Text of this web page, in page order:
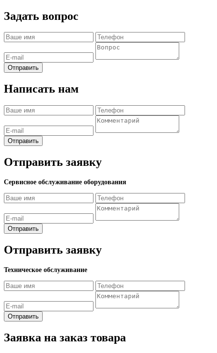
Задать вопрос
Отправить
Написать нам
Отправить
Отправить заявку
Сервисное обслуживание оборудования
Отправить
Отправить заявку
Техническое обслуживание
Отправить
Заявка на заказ товара